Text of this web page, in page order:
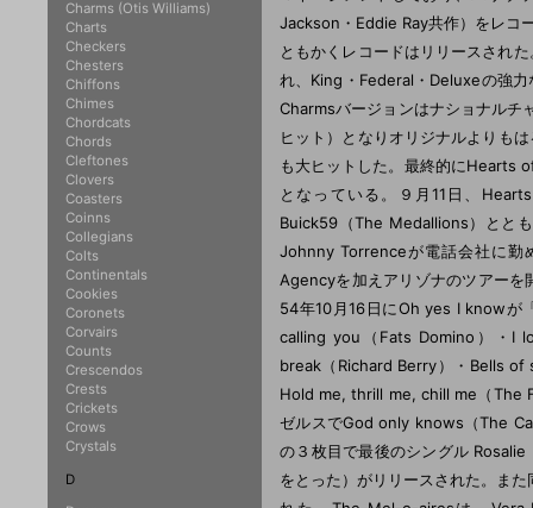
Jackson・Eddie Ray共作）をレコ
ともかくレコードはリリースされ
れ、King・Federal・Deluxeの強
Charmsバージョンはナショナルチ
ヒット）となりオリジナルよりも
も大ヒットした。最終的にHearts
となっている。９月11日、
Buick59（The Medallions）とと
Johnny Torrenceが電話会社に勤
Agencyを加えアリゾナのツアー
54年10月16日にOh yes I knowが
calling you（Fats Domino）・I
break（Richard Berry）・Bells
Hold me, thrill me, chill me（The
ゼルスでGod only knows（The
の３枚目で最後のシングル
をとった）がリリースされた。ま
Charms (Otis Williams)
Charts
Checkers
Chesters
Chiffons
Chimes
Chordcats
Chords
Cleftones
Clovers
Coasters
Coinns
Collegians
Colts
Continentals
Cookies
Coronets
Corvairs
Counts
Crescendos
Crests
Crickets
Crows
Crystals
D